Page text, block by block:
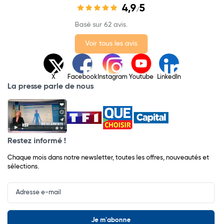
4,9/5
Basé sur 62 avis.
Voir tous les avis
X Facebook Instagram Youtube LinkedIn
La presse parle de nous
Restez informé !
Chaque mois dans notre newsletter, toutes les offres, nouveautés et
sélections.
Input
Newsletter